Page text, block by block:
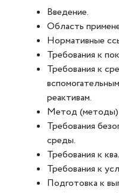
Введение.
Область
Нормативные
Требования к
Требования к
реактивам.
Метод (методы)
Требования
среды.
Требования к
Требования к
Подготовка к